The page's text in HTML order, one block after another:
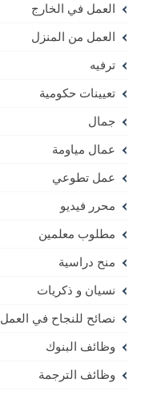
العمل في الخارج
العمل من المنزل
ترفيه
تعيينات حكومية
جمال
عمال مياومة
عمل تطوعي
محرر فيديو
مطلوب معلمين
منح دراسية
نسيان و ذكريات
نصائح للنجاح في العمل
وظائف البنوك
وظائف الترجمة